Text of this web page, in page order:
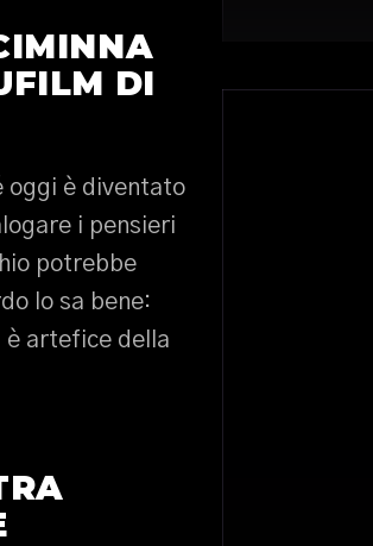
DI
oggi è diventato
i pensieri
potrebbe
lo sa bene:
è artefice della